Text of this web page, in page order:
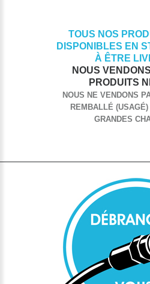
TOUS NOS
DISPONIBLES EN
À ÊTRE
NOUS
PRODUITS
NOUS NE VENDONS
REMBALLÉ
GRANDES